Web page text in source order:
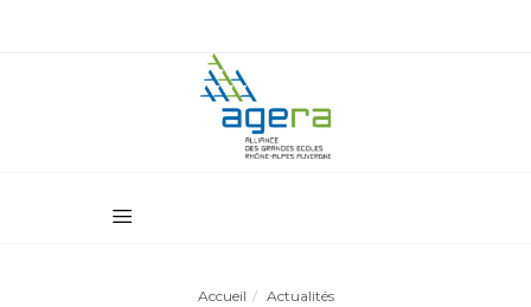
Accueil
Actualités